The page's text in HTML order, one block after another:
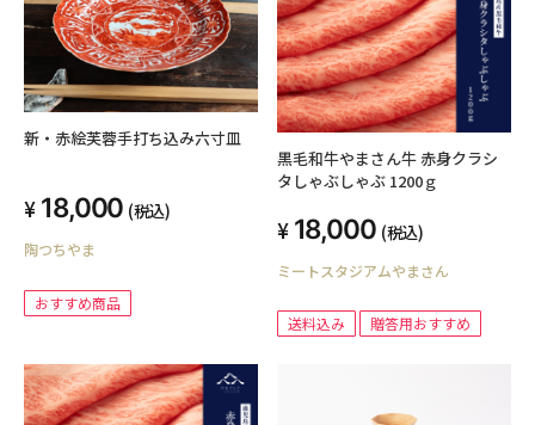
新・赤絵芙蓉手打ち込み六寸皿
18,000 (税込)
陶つちやま
おすすめ商品
黒毛和牛やまさん牛 赤身クラシ
タしゃぶしゃぶ 1200ｇ
18,000 (税込)
ミートスタジアムやまさん
送料込み 贈答用おすすめ